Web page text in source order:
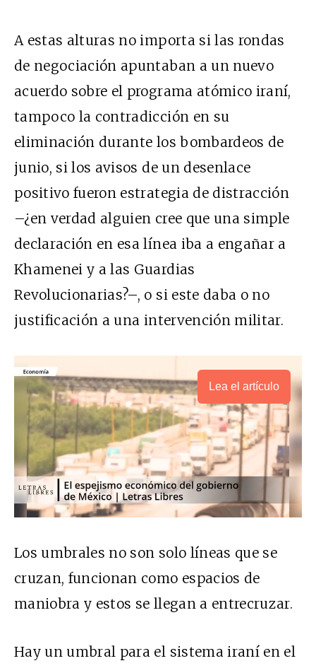
A estas alturas no importa si las rondas
de negociación apuntaban a un nuevo
acuerdo sobre el programa atómico iraní,
tampoco la contradicción en su
eliminación durante los bombardeos de
junio, si los avisos de un desenlace
positivo fueron estrategia de distracción
–¿en verdad alguien cree que una simple
declaración en esa línea iba a engañar a
Khamenei y a las Guardias
Revolucionarias?–, o si este daba o no
justificación a una intervención militar.
Lea el artículo
Los umbrales no son solo líneas que se
cruzan, funcionan como espacios de
maniobra y estos se llegan a entrecruzar.
Hay un umbral para el sistema iraní en el